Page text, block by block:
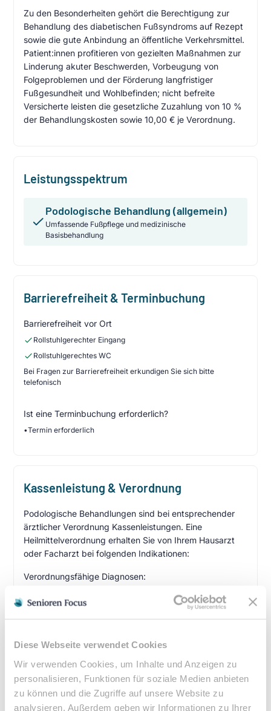
Diese Webseite verwendet Cookies
Wir verwenden Cookies, um Inhalte und Anzeigen zu
personalisieren, Funktionen für soziale Medien anbieten
zu können und die Zugriffe auf unsere Website zu
analysieren. Außerdem geben wir Informationen zu Ihrer
Zu den Besonderheiten gehört die Berechtigung zur
Behandlung des diabetischen Fußsyndroms auf Rezept
sowie die gute Anbindung an öffentliche Verkehrsmittel.
Patient:innen profitieren von gezielten Maßnahmen zur
Linderung akuter Beschwerden, Vorbeugung von
Folgeproblemen und der Förderung langfristiger
Fußgesundheit und Wohlbefinden; nicht befreite
Versicherte leisten die gesetzliche Zuzahlung von 10 %
der Behandlungskosten sowie 10,00 € je Verordnung.
Leistungsspektrum
Podologische Behandlung (allgemein)
Umfassende Fußpflege und medizinische
Basisbehandlung
Barrierefreiheit & Terminbuchung
Barrierefreiheit vor Ort
Rollstuhlgerechter Eingang
Rollstuhlgerechtes WC
Bei Fragen zur Barrierefreiheit erkundigen Sie sich bitte
telefonisch
Ist eine Terminbuchung erforderlich?
•Termin erforderlich
Kassenleistung & Verordnung
Podologische Behandlungen sind bei entsprechender
ärztlicher Verordnung Kassenleistungen. Eine
Heilmittelverordnung erhalten Sie von Ihrem Hausarzt
oder Facharzt bei folgenden Indikationen:
Verordnungsfähige Diagnosen:
Durchblutungsstörungen der Füße
Querschnittslähmung
Befreiung bei chronischen Erkrankungen möglich